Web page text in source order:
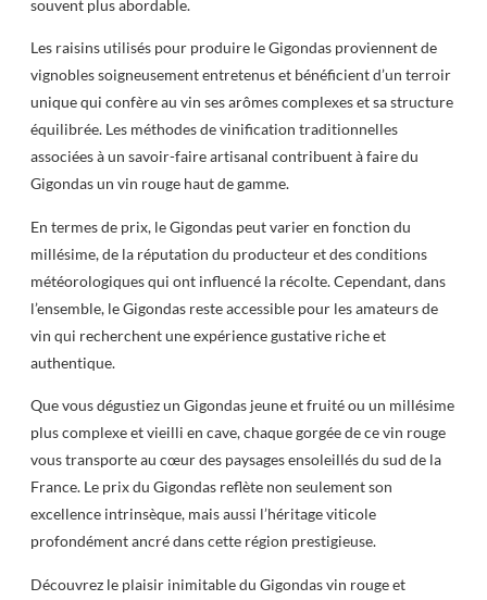
souvent plus abordable.
Les raisins utilisés pour produire le Gigondas proviennent de
vignobles soigneusement entretenus et bénéficient d’un terroir
unique qui confère au vin ses arômes complexes et sa structure
équilibrée. Les méthodes de vinification traditionnelles
associées à un savoir-faire artisanal contribuent à faire du
Gigondas un vin rouge haut de gamme.
En termes de prix, le Gigondas peut varier en fonction du
millésime, de la réputation du producteur et des conditions
météorologiques qui ont influencé la récolte. Cependant, dans
l’ensemble, le Gigondas reste accessible pour les amateurs de
vin qui recherchent une expérience gustative riche et
authentique.
Que vous dégustiez un Gigondas jeune et fruité ou un millésime
plus complexe et vieilli en cave, chaque gorgée de ce vin rouge
vous transporte au cœur des paysages ensoleillés du sud de la
France. Le prix du Gigondas reflète non seulement son
excellence intrinsèque, mais aussi l’héritage viticole
profondément ancré dans cette région prestigieuse.
Découvrez le plaisir inimitable du Gigondas vin rouge et